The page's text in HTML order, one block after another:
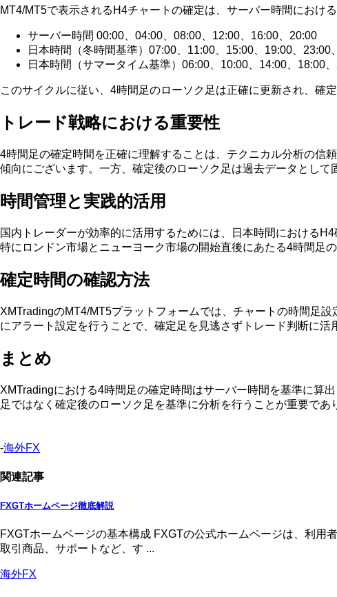
MT4/MT5で表示されるH4チャートの確定は、サーバー時間におけ
サーバー時間 00:00、04:00、08:00、12:00、16:00、20:00
日本時間（冬時間基準）07:00、11:00、15:00、19:00、23:00
日本時間（サマータイム基準）06:00、10:00、14:00、18:00
このサイクルに従い、4時間足のローソク足は正確に更新され、確
トレード戦略における重要性
4時間足の確定時間を正確に理解することは、テクニカル分析の信
傾向にございます。一方、確定後のローソク足は過去データとし
時間管理と実践的活用
国内トレーダーが効率的に活用するためには、日本時間における
特にロンドン市場とニューヨーク市場の開始直後にあたる4時間足
確定時間の確認方法
XMTradingのMT4/MT5プラットフォームでは、チャートの時間足
にアラート設定を行うことで、確定足を見逃さずトレード判断に活
まとめ
XMTradingにおける4時間足の確定時間はサーバー時間を基準に算
足ではなく確定後のローソク足を基準に分析を行うことが重要で
-海外FX
関連記事
FXGTホームページ徹底解説
FXGTホームページの基本構成 FXGTの公式ホームページは、利用
取引商品、サポートなど、す ...
海外FX